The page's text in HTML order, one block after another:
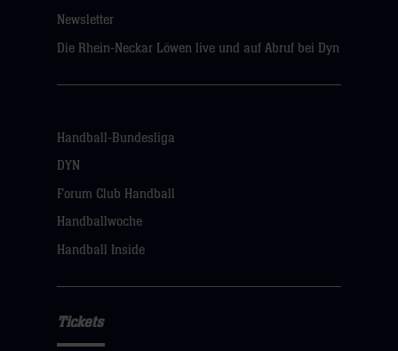
Newsletter
Die Rhein-Neckar Löwen live und auf Abruf bei Dyn
Handball-Bundesliga
DYN
Forum Club Handball
Handballwoche
Handball Inside
Tickets